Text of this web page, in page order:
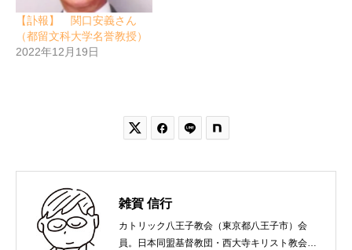
【訃報】 関口安義さん
（都留文科大学名誉教授）
2022年12月19日
 
雑賀 信行
カトリック八王子教会（東京都八王子市）会
員。日本同盟基督教団・西大寺キリスト教会